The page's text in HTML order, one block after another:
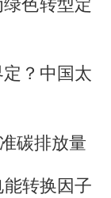
？中国太
碳排放量
转换因子